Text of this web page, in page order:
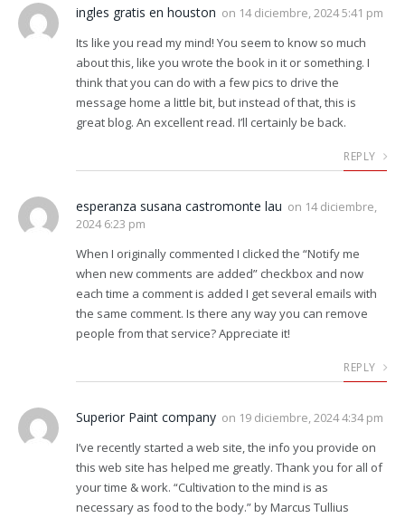
ingles gratis en houston on 14 diciembre, 2024 5:41 pm
Its like you read my mind! You seem to know so much
about this, like you wrote the book in it or something. I
think that you can do with a few pics to drive the
message home a little bit, but instead of that, this is
great blog. An excellent read. I’ll certainly be back.
REPLY
esperanza susana castromonte lau on 14 diciembre,
2024 6:23 pm
When I originally commented I clicked the “Notify me
when new comments are added” checkbox and now
each time a comment is added I get several emails with
the same comment. Is there any way you can remove
people from that service? Appreciate it!
REPLY
Superior Paint company on 19 diciembre, 2024 4:34 pm
I’ve recently started a web site, the info you provide on
this web site has helped me greatly. Thank you for all of
your time & work. “Cultivation to the mind is as
necessary as food to the body.” by Marcus Tullius